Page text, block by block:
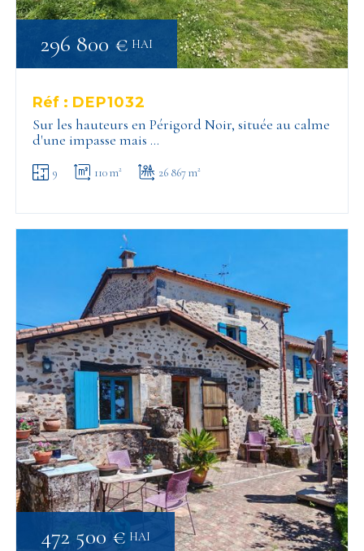
Réf : DEP1032
Sur les hauteurs en Périgord Noir, située au calme
d'une impasse mais …
9 110 m² 26 867 m²
296 800 € HAI
472 500 € HAI